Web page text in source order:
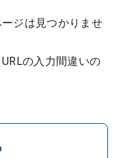
ジは見つかりませ
の入力間違いの